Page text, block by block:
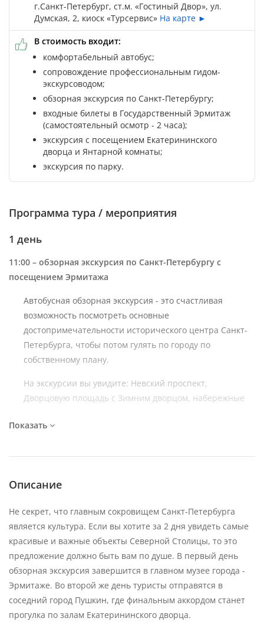
г.Санкт-Петербург, ст.м. «Гостиный Двор», ул.
Думская, 2, киоск «Турсервис» На карте ►
В стоимость входит:
комфортабельный автобус;
сопровождение профессиональным гидом-
экскурсоводом;
обзорная экскурсия по Санкт-Петербургу;
входные билеты в Государственный Эрмитаж
(самостоятельный осмотр - 2 часа);
экскурсия с посещением Екатерининского
дворца и Янтарной комнаты;
экскурсия по парку.
Программа тура / мероприятия
1 день
11:00 – обзорная экскурсия по Санкт-Петербургу с
посещением Эрмитажа
Автобусная обзорная экскурсия - это счастливая
возможность посмотреть основные
достопримечательности исторического центра Санкт-
Петербурга, чтобы потом гулять по городу по
собственному плану.
На экскурсии вы увидите: Невский проспект,
Дворцовую площадь с Зимним дворцом, набережные
Петропавловскую крепость, Адмиралтейство,
и памятник "Медный всадник" и многое другое.
На экскурсии запланированы 3 остановки: Храм Спас-
Исаакиевская площадь.
12:30 - 14:30 – знакомство с коллекцией
Государственного Эрмитажа (самостоятельный осмотр)
Обратите внимание!
Экскурсия заканчивается в
Эрмитаже. Продолжительность сеанса 2 часа. При
посещении можно воспользоваться аудиогидом -
450 рублей.
Показать
Описание
Не секрет, что главным сокровищем Санкт-Петербурга
является культура. Если вы хотите за 2 дня увидеть самые
красивые и важные объекты Северной Столицы, то это
предложение должно быть вам по душе. В первый день
обзорная экскурсия завершится в главном музее города -
Эрмитаже. Во второй же день туристы отправятся в
соседний город Пушкин, где финальным аккордом станет
прогулка по залам Екатерининского дворца.